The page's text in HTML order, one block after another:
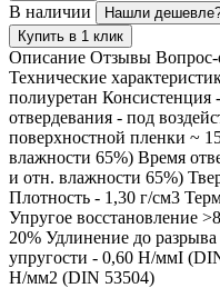
В наличии
Нашли
Купить в 1 клик
Описание Отзывы Вопрос-
Технические
полиуретан Консистенция
отвердевания - под
поверхностной пленки ~
влажности 65%) Время
и отн. влажности 65%)
Плотность - 1,30 г/см3
Упругое восстановление
20% Удлинение до
упругости - 0,60 Н/ммІ
Н/мм2 (DIN 53504)